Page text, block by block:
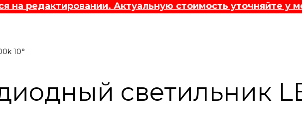
редактировании. Актуальную стоимость уточняйте у
10°
светильник